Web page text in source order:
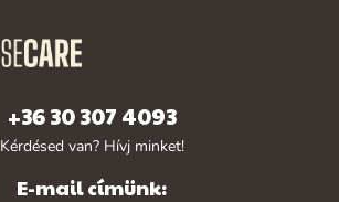
+36 30 307 4093
Kérdésed van? Hívj minket!
E-mail címünk: